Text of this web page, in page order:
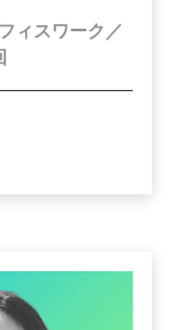
ィスワーク／